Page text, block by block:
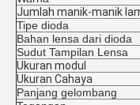
Jumlah manik-manik
Tipe dioda
Bahan lensa dari dioda
Sudut Tampilan Lensa
Ukuran modul
Ukuran Cahaya
Panjang gelombang